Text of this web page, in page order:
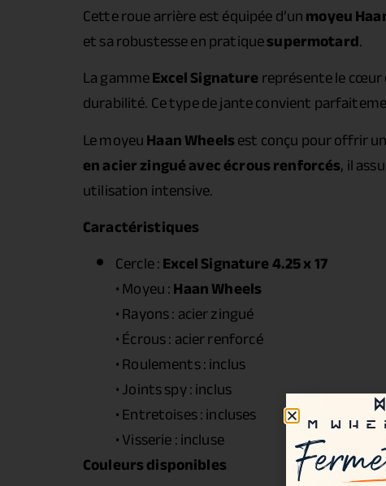
Cette roue arrière est équipée d’unmoyeu
et sa robustesse en pratiquesupermotard.
La gammeExcel Signaturereprésente le
durabilité. Ce type de jante convient
Le moyeuHaan Wheelsest conçu pour offrir
en acier zingué avec écrous renforcés, il
utilisation intensive.
Caractéristiques
Cercle :Excel Signature 4.25 x 17
• Moyeu :Haan Wheels
• Rayons : acier zingué
• Écrous : acier renforcé
• Roulements : inclus
• Joints spy : inclus
• Entretoises : incluses
• Visserie : incluse
Couleurs disponibles